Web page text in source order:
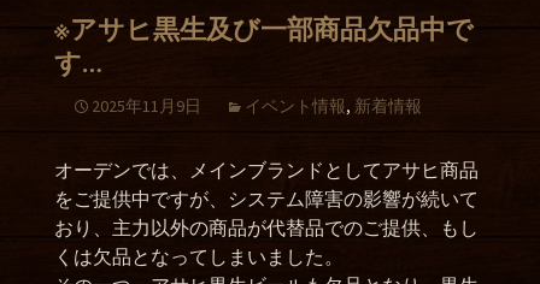
※アサヒ黒生及び一部商品欠品中で
す…
2025年11月9日 イベント情報, 新着情報
オーデンでは、メインブランドとしてアサヒ商品
をご提供中ですが、システム障害の影響が続いて
おり、主力以外の商品が代替品でのご提供、もし
くは欠品となってしまいました。